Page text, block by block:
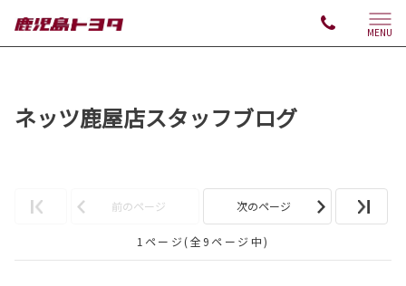
MENU
ネッツ鹿屋店スタッフブログ
前のページ 次のページ
1ページ(全9ページ中)